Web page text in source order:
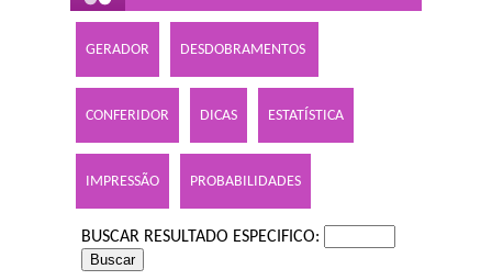
GERADOR DESDOBRAMENTOS
CONFERIDOR DICAS ESTATÍSTICA
IMPRESSÃO PROBABILIDADES
BUSCAR RESULTADO ESPECIFICO: